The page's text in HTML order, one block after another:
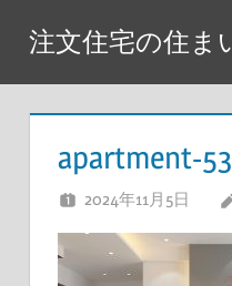
テ
注文住宅の住ま
apartment-
2024年11月5日